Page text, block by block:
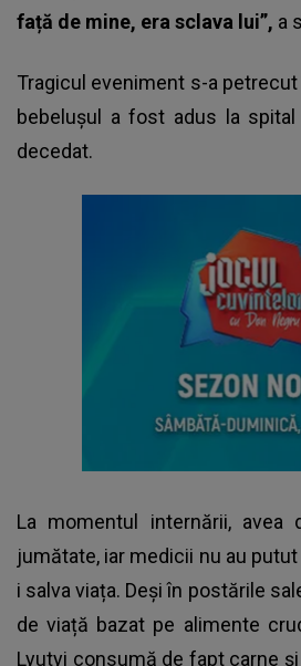
față de mine, era sclava lui”, a
Tragicul eveniment s-a
bebelușul a fost adus la
decedat.
La momentul internării, avea
jumătate, iar medicii nu au
i salva viața. Deși în postările
de viață bazat pe alimente
Lyutyi consumă de fapt carne